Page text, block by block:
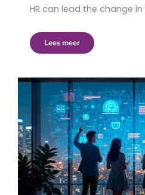
HR can lead the change
Lees meer